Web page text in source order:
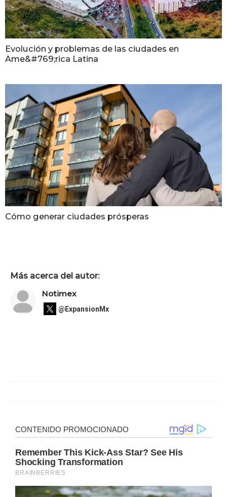
Evolución y problemas de las ciudades en
Ame&#769;rica Latina
Cómo generar ciudades prósperas
Más acerca del autor:
Notimex
@ExpansionMx